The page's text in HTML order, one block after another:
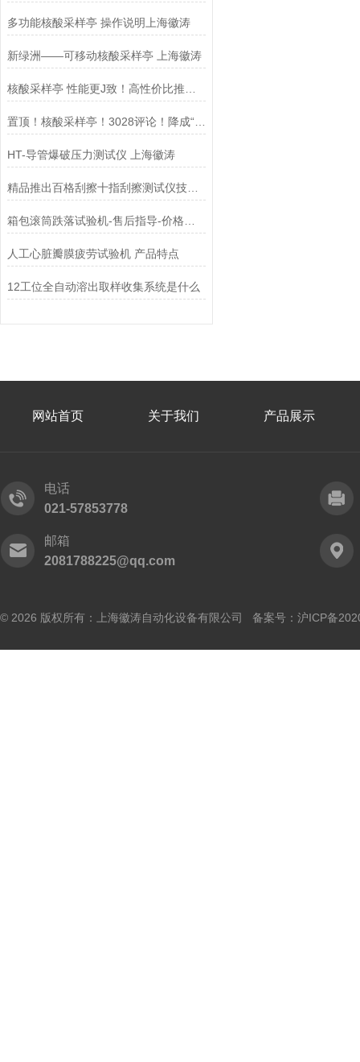
多功能核酸采样亭 操作说明上海徽涛
新绿洲——可移动核酸采样亭 上海徽涛
HT-导管爆破压力测试仪 上海徽涛
精品推出百格刮擦十指刮擦测试仪技术交流
人工心脏瓣膜疲劳试验机 产品特点
12工位全自动溶出取样收集系统是什么
网站首页 关于我们 产品展示
电话
021-57853778
邮箱
2081788225@qq.com
© 2026 版权所有：上海徽涛自动化设备有限公司 备案号： 沪ICP备